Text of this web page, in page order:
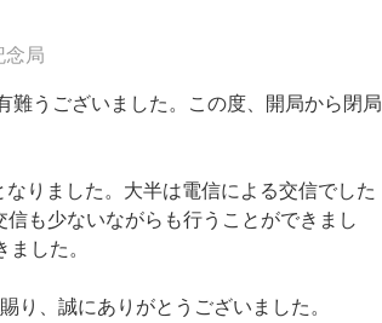
念局
難うございました。この度、開局から閉局
りました。大半は電信による交信でした
信も少ないながらも行うことができまし
した。
り、誠にありがとうございました。